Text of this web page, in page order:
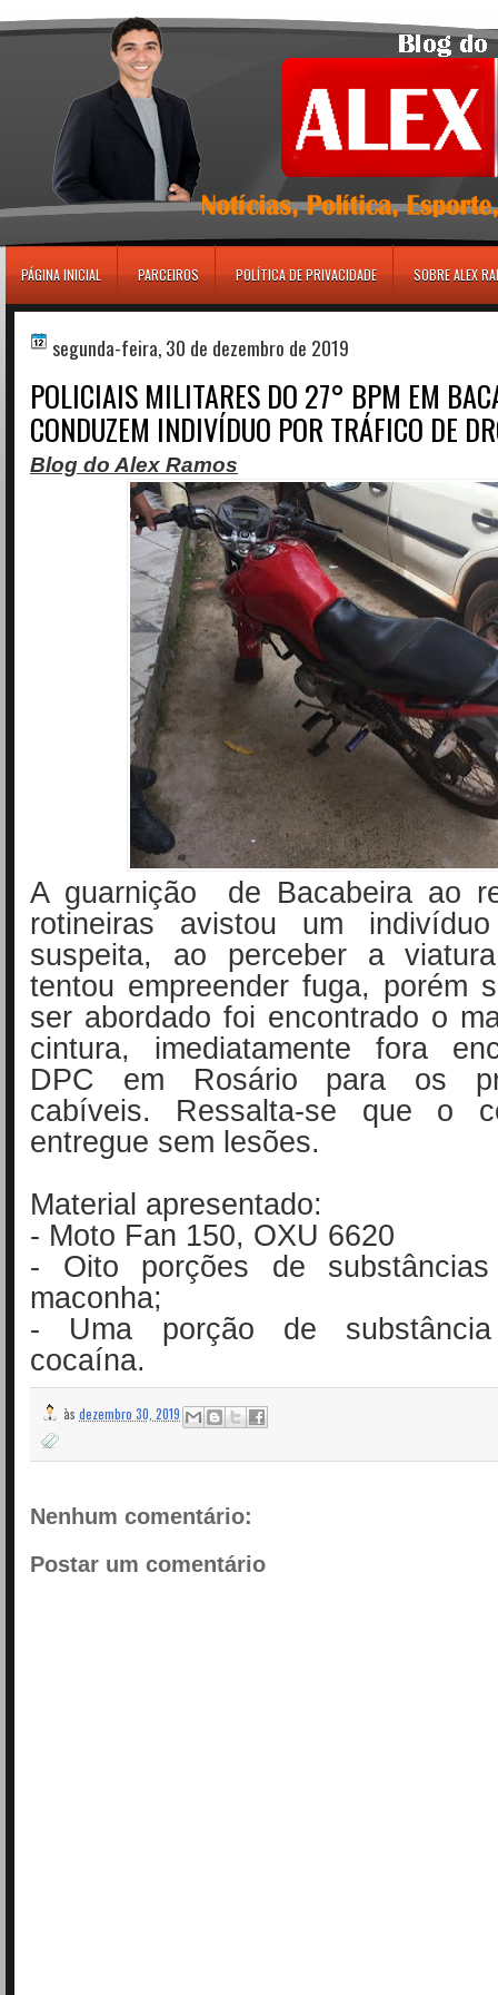
PÁGINA INICIAL PARCEIROS POLÍTICA DE PRIVACIDADE SOBRE ALEX
segunda-feira, 30 de dezembro de 2019
POLICIAIS MILITARES DO 27° BPM EM
CONDUZEM INDIVÍDUO POR TRÁFICO DE
Blog do Alex Ramos
A guarnição de Bacabeira ao
rotineiras avistou um
suspeita, ao perceber a
tentou empreender fuga, porém
ser abordado foi encontrado o
cintura, imediatamente fora
DPC em Rosário para os
cabíveis. Ressalta-se que o
entregue sem lesões.
Material apresentado:
- Moto Fan 150, OXU 6620
- Oito porções de
maconha;
- Uma porção de
cocaína.
às dezembro 30, 2019
Nenhum comentário:
Postar um comentário